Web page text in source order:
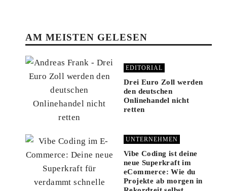
AM MEISTEN GELESEN
EDITORIAL
Drei Euro Zoll werden
den deutschen
Onlinehandel nicht
retten
UNTERNEHMEN
Vibe Coding ist deine
neue Superkraft im
eCommerce: Wie du
Projekte ab morgen in